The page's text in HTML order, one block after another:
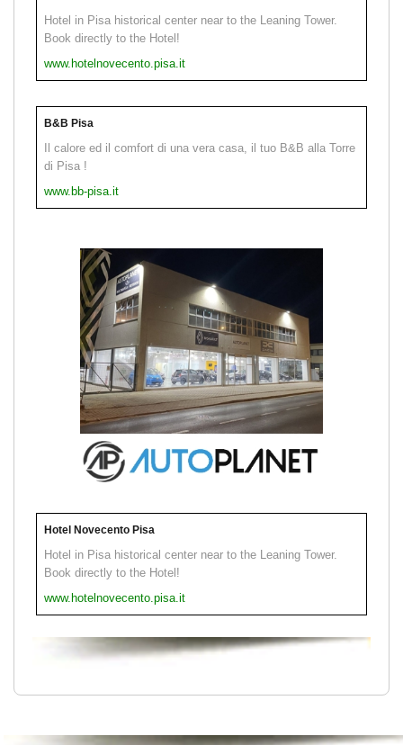
Hotel in Pisa historical center near to the Leaning Tower.
Book directly to the Hotel!
www.hotelnovecento.pisa.it
B&B Pisa
Il calore ed il comfort di una vera casa, il tuo B&B alla Torre
di Pisa !
www.bb-pisa.it
Hotel Novecento Pisa
Hotel in Pisa historical center near to the Leaning Tower.
Book directly to the Hotel!
www.hotelnovecento.pisa.it